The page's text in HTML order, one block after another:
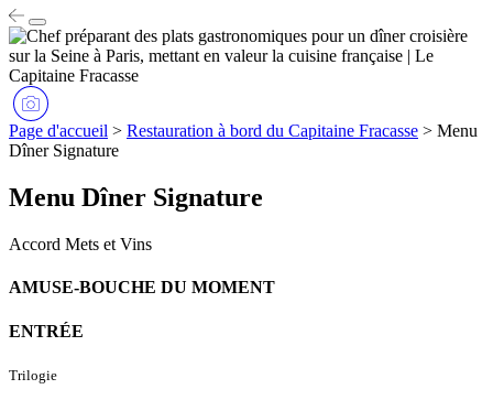
Page d'accueil > Restauration à bord du Capitaine Fracasse > Menu
Dîner Signature
Menu Dîner Signature
Accord Mets et Vins
AMUSE-BOUCHE DU MOMENT
ENTRÉE
Trilogie